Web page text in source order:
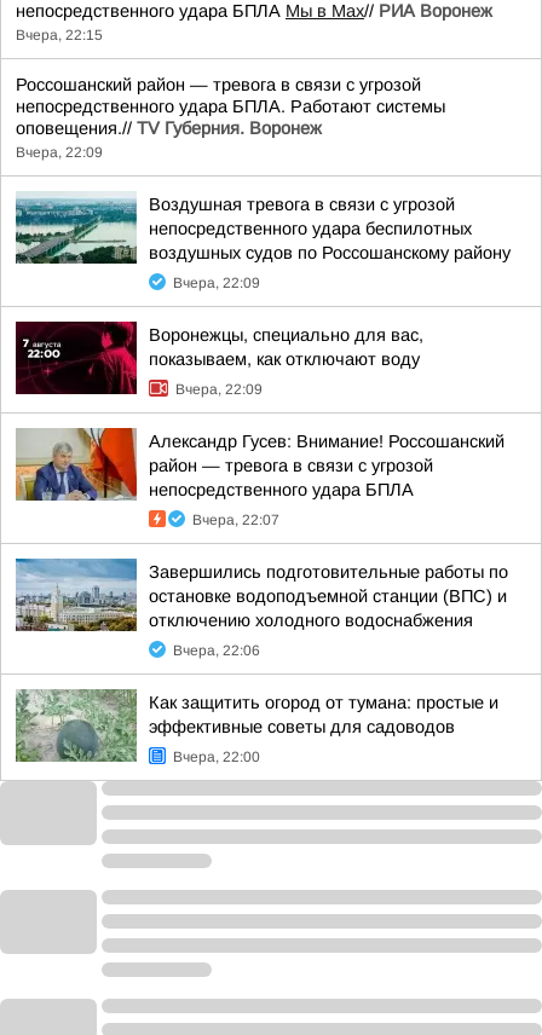
непосредственного удара БПЛА Мы в Мах// РИА Воронеж
Вчера, 22:15
Россошанский район — тревога в связи с угрозой
непосредственного удара БПЛА. Работают системы
оповещения.// TV Губерния. Воронеж
Вчера, 22:09
Воздушная тревога в связи с угрозой
непосредственного удара беспилотных
воздушных судов по Россошанскому району
Вчера, 22:09
Воронежцы, специально для вас,
показываем, как отключают воду
Вчера, 22:09
Александр Гусев: Внимание! Россошанский
район — тревога в связи с угрозой
непосредственного удара БПЛА
Вчера, 22:07
Завершились подготовительные работы по
остановке водоподъемной станции (ВПС) и
отключению холодного водоснабжения
Вчера, 22:06
Как защитить огород от тумана: простые и
эффективные советы для садоводов
Вчера, 22:00